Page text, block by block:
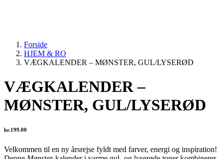
Forside
HJEM & RO
VÆGKALENDER – MØNSTER, GUL/LYSERØD
VÆGKALENDER –
MØNSTER, GUL/LYSERØD
kr.199.00
Velkommen til en ny årsrejse fyldt med farver, energi og inspiration!